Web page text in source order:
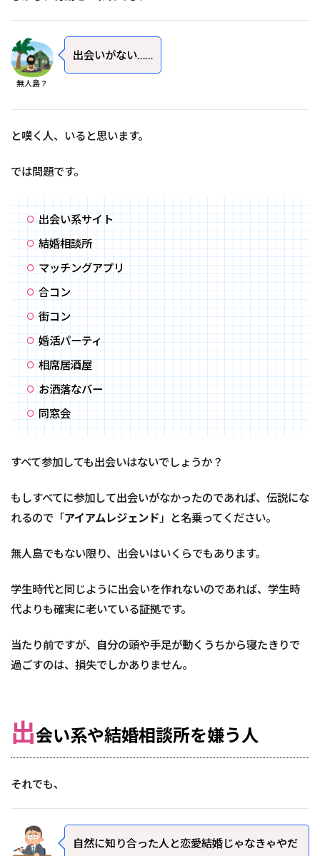
無人島？
出会いがない……
と嘆く人、いると思います。
では問題です。
出会い系サイト
結婚相談所
マッチングアプリ
合コン
街コン
婚活パーティ
相席居酒屋
お洒落なバー
同窓会
すべて参加しても出会いはないでしょうか？
もしすべてに参加して出会いがなかったのであれば、伝説にな
れるので「アイアムレジェンド 」と名乗ってください。
無人島でもない限り、出会いはいくらでもあります。
学生時代と同じように出会いを作れないのであれば、学生時
代よりも確実に老いている証拠です。
当たり前ですが、自分の頭や手足が動くうちから寝たきりで
過ごすのは、損失でしかありません。
出会い系や結婚相談所を嫌う人
それでも、
自然に知り合った人と恋愛結婚じゃなきゃやだ